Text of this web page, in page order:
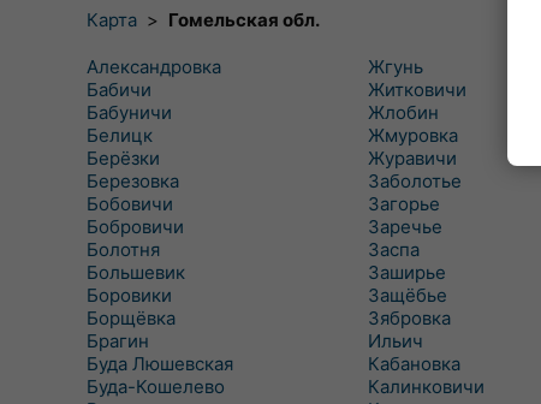
Карта > Гомельская обл.
Александровка
Бабичи
Бабуничи
Белицк
Берёзки
Березовка
Бобовичи
Бобровичи
Болотня
Большевик
Боровики
Борщёвка
Брагин
Буда Люшевская
Буда-Кошелево
Жгунь
Житковичи
Жлобин
Жмуровка
Журавичи
Заболотье
Загорье
Заречье
Заспа
Заширье
Защёбье
Зябровка
Ильич
Кабановка
Калинковичи